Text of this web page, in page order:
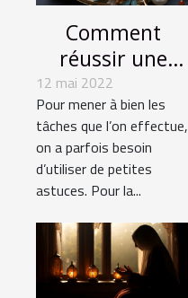
Comment
réussir une
broderie
diamant ?
12 mai 2022
Pour mener à bien les
tâches que l’on effectue,
on a parfois besoin
d’utiliser de petites
astuces. Pour la...